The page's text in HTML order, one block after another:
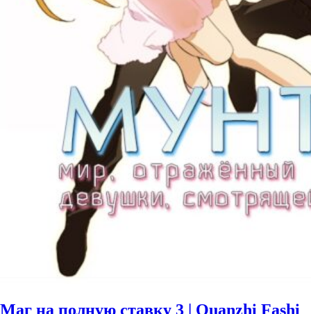
Маг на полную ставку 3 | Quanzhi Fashi